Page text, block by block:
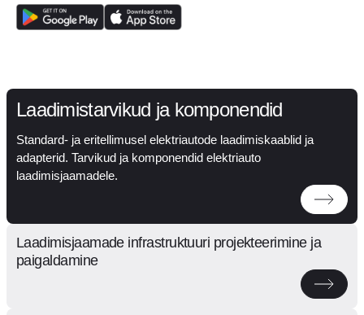
Laadimistarvikud ja komponendid
Standard- ja eritellimusel elektriautode laadimiskaablid ja
adapterid. Tarvikud ja komponendid elektriauto
laadimisjaamadele.
Laadimisjaamade infrastruktuuri projekteerimine ja
paigaldamine